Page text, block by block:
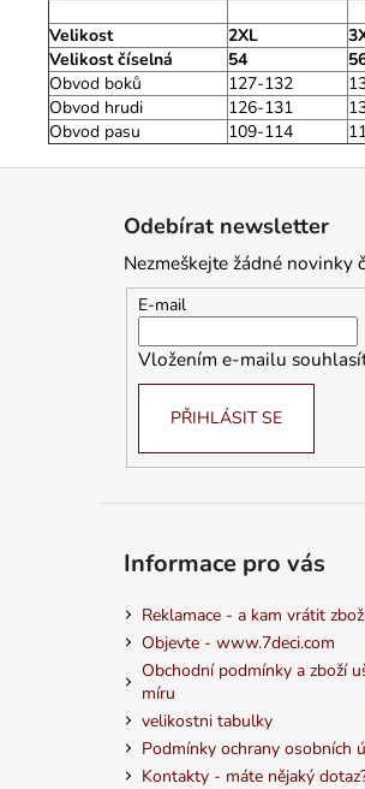
Velikost 2XL
Velikost číselná
54
Obvod boků
127-132
Obvod hrudi
126-131
Obvod pasu
109-114
Odebírat newsletter
Nezmeškejte žádné novinky
E-mail
Vložením e-mailu
PŘIHLÁSIT SE
Informace pro vás
Reklamace - a kam vrátit
Objevte - www.7deci.com
Obchodní podmínky a zboží
míru
velikostni tabulky
Podmínky ochrany osobních
Kontakty - máte nějaký